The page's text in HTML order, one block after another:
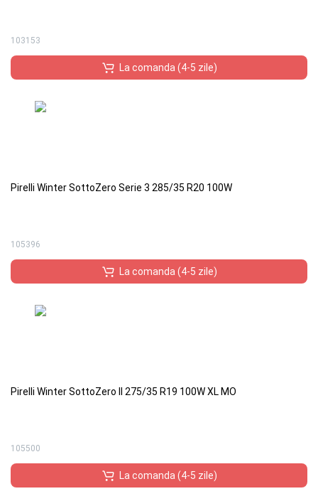
103153
La comanda (4-5 zile)
Pirelli Winter SottoZero Serie 3 285/35 R20 100W
105396
La comanda (4-5 zile)
Pirelli Winter SottoZero II 275/35 R19 100W XL MO
105500
La comanda (4-5 zile)